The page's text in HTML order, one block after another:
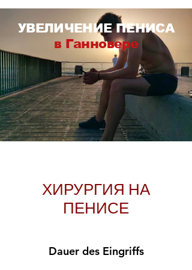
УВЕЛИЧЕНИЕ ПЕНИСА
в Ганновере
ХИРУРГИЯ НА
ПЕНИСЕ
Dauer des Eingriffs